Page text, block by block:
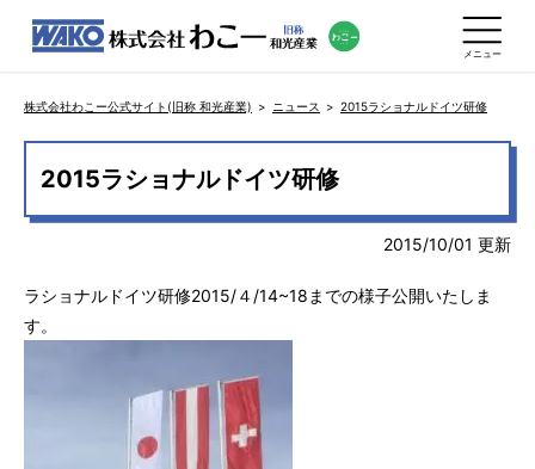
メニュー
株式会社わこー公式サイト(旧称 和光産業) ニュース 2015ラショナルドイツ研修
2015ラショナルドイツ研修
2015/10/01 更新
ラショナルドイツ研修2015/４/14~18までの様子公開いたしま
す。